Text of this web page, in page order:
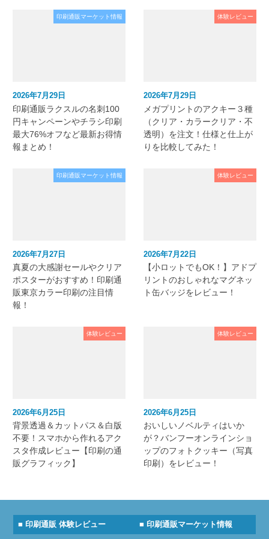
印刷通販マーケット情報
2026年7月29日
印刷通販ラクスルの名刺100
円キャンペーンやチラシ印刷
最大76%オフなど最新お得情
報まとめ！
体験レビュー
2026年7月29日
メガプリントのアクキー３種
（クリア・カラークリア・不
透明）を注文！仕様と仕上が
りを比較してみた！
印刷通販マーケット情報
2026年7月27日
真夏の大感謝セールやクリア
ポスターがおすすめ！印刷通
販東京カラー印刷の注目情
報！
体験レビュー
2026年7月22日
【小ロットでもOK！】アドプ
リントのおしゃれなマグネッ
ト缶バッジをレビュー！
体験レビュー
2026年6月25日
背景透過＆カットパス＆白版
不要！スマホから作れるアク
スタ作成レビュー【印刷の通
販グラフィック】
体験レビュー
2026年6月25日
おいしいノベルティはいか
が？バンフーオンラインショ
ップのフォトクッキー（写真
印刷）をレビュー！
■ 印刷通販 体験レビュー ■ 印刷通販マーケット情報